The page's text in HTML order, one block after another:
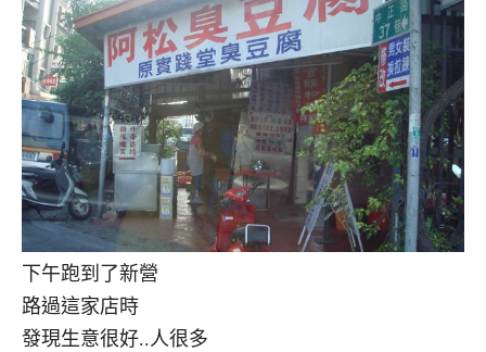
下午跑到了新營
路過這家店時
發現生意很好..人很多